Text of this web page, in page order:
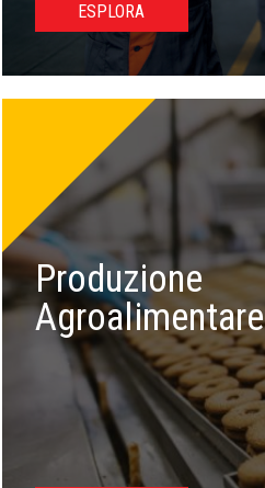
ESPLORA
Produzione
Agroalimentare